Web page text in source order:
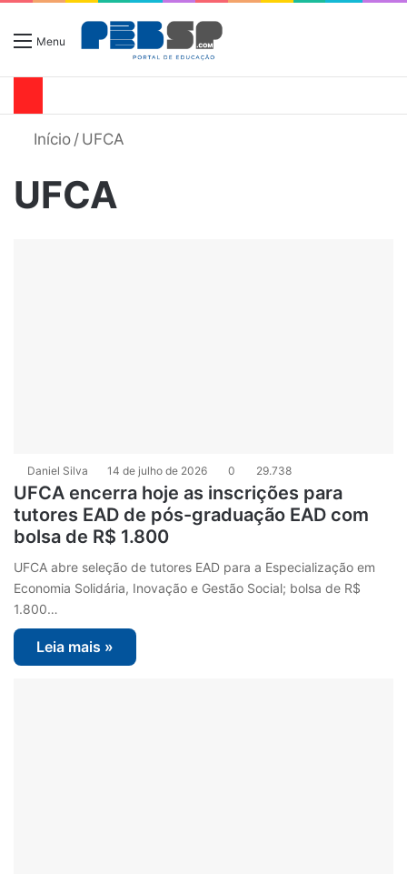
Menu
Início / UFCA
UFCA
Daniel Silva 14 de julho de 2026 0 29.738
UFCA encerra hoje as inscrições para
tutores EAD de pós-graduação EAD com
bolsa de R$ 1.800
UFCA abre seleção de tutores EAD para a Especialização em
Economia Solidária, Inovação e Gestão Social; bolsa de R$
1.800…
Leia mais »